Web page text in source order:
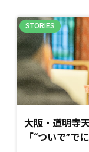
大阪・道明寺
「“ついで”で